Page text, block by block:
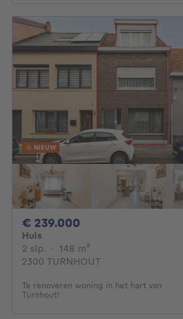
NIEUW
€ 239.000
Huis
2 slp. 2 slaapkamers
· 148 m²
2300 TURNHOUT
Te renoveren woning in het hart van
Turnhout!